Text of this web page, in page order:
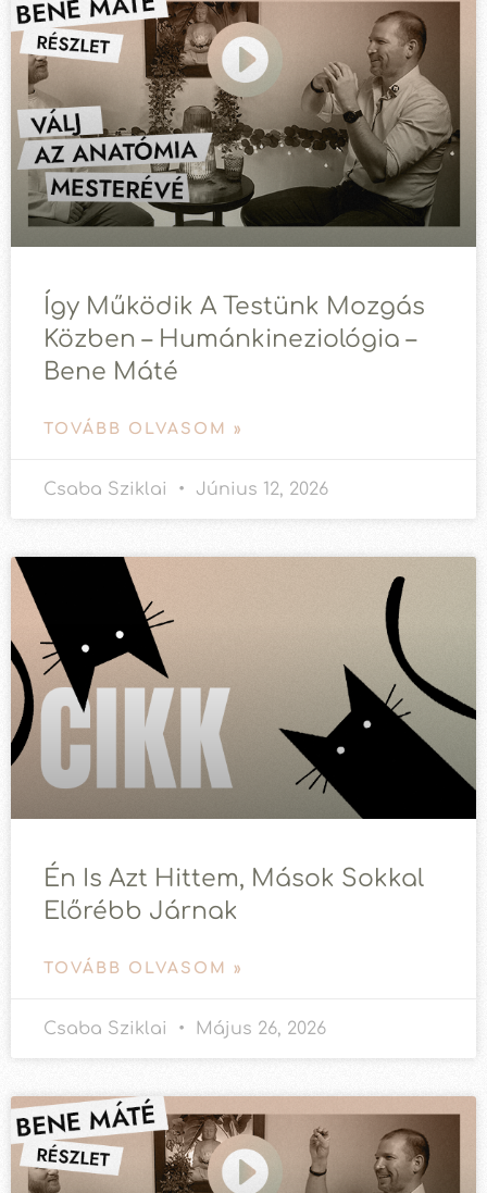
Így Működik A Testünk Mozgás
Közben – Humánkineziológia –
Bene Máté
TOVÁBB OLVASOM »
Csaba Sziklai Június 12, 2026
Én Is Azt Hittem, Mások Sokkal
Előrébb Járnak
TOVÁBB OLVASOM »
Csaba Sziklai Május 26, 2026